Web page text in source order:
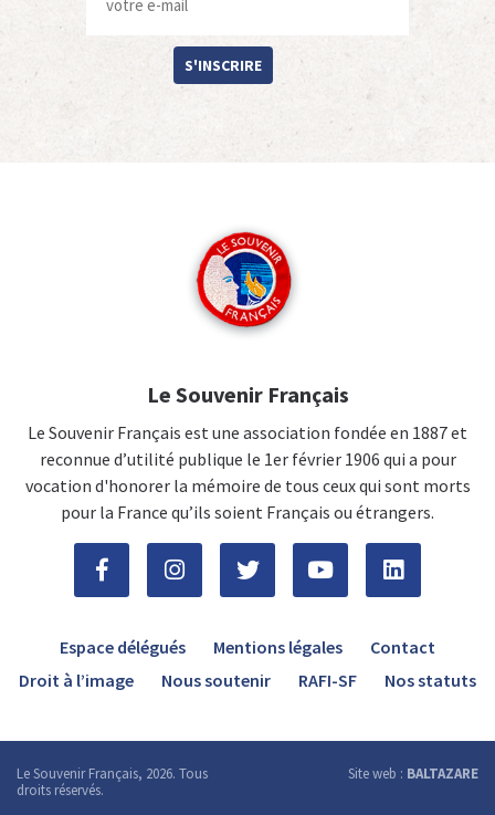
S'INSCRIRE
Le Souvenir Français
Le Souvenir Français est une association fondée en 1887 et
reconnue d’utilité publique le 1er février 1906 qui a pour
vocation d'honorer la mémoire de tous ceux qui sont morts
pour la France qu’ils soient Français ou étrangers.
Espace délégués Mentions légales
Contact
Droit à l’image
Nous soutenir RAFI-SF Nos statuts
Le Souvenir Français, 2026. Tous
droits réservés.
Site web : BALTAZARE